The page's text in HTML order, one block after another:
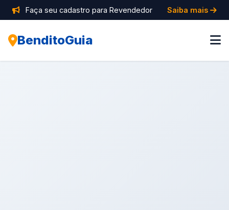
Faça seu cadastro para Revendedor Saiba mais
BenditoGuia